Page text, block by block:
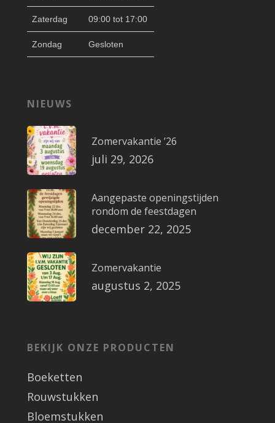
Zaterdag 09:00 tot 17:00
Zondag Gesloten
NIEUWS
Zomervakantie ’26
juli 29, 2026
Aangepaste openingstijden
rondom de feestdagen
december 22, 2025
Zomervakantie
augustus 2, 2025
BEKIJK ONZE PRODUCTEN
Boeketten
Rouwstukken
Bloemstukken